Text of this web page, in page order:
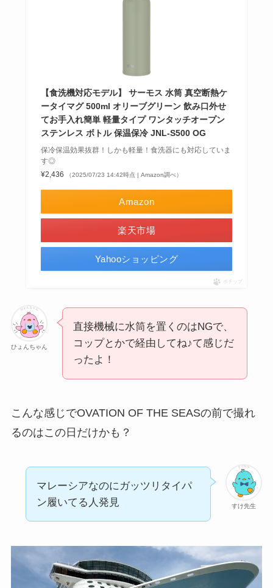
【食洗機対応モデル】 サーモス 水筒 真空断熱ケ
ータイマグ 500ml オリーブグリーン 飲み口外せ
てお手入れ簡単 軽量タイプ ワンタッチオープン
ステンレス ボトル 保温保冷 JNL-S500 OG
保冷保温効果抜群！しかも軽量！食洗器にも対応していま
す◎
¥2,436
（2025/07/23 14:42時点 | Amazon調べ）
Amazon
楽天市場
Yahooショッピング
ポチップ
ひょんちゃん
直接機械に水筒を置くのはNGで、
コップとかで経由してね♪て感じだ
ったよ！
こんな感じでOVATION OF THE SEASの前で撮れ
るのはこの日だけかも？
すけ先生
マレーシアなのにガッツリタイパ
ン履いてる人発見